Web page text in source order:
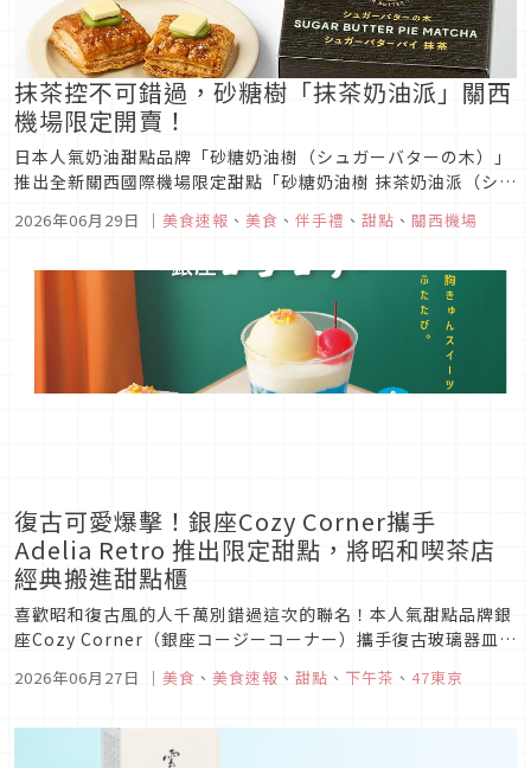
抹茶控不可錯過，砂糖樹「抹茶奶油派」關西
機場限定開賣！
日本人氣奶油甜點品牌「砂糖奶油樹（シュガーバターの木）」
推出全新關西國際機場限定甜點「砂糖奶油樹 抹茶奶油派（シュ
月2日起正式開賣。以人氣商品「砂糖奶油派（シュガーバター
味，打造出專屬...
2026年06月29日 ｜ 美食速報 、 美食 、 伴手禮 、 甜點 、 關西機場
復古可愛爆擊！銀座Cozy Corner攜手
Adelia Retro 推出限定甜點，將昭和喫茶店
經典搬進甜點櫃
喜歡昭和復古風的人千萬別錯過這次的聯名！本人氣甜點品牌銀
座Cozy Corner（銀座コージーコーナー）攜手復古玻璃器皿品
牌 Adelia Retro（アデリアレトロ），推出期間限定聯名甜點
系列。本次聯名以「復古可愛（レトロかわいい）」為主題，將
2026年06月27日 ｜ 美食 、 美食速報 、 甜點 、 下午茶 、 47東京